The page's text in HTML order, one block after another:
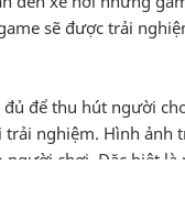
sẽ được trải
để thu hút người
nghiệm. Hình
chơi. Đặc biệt
Người chơi có thể